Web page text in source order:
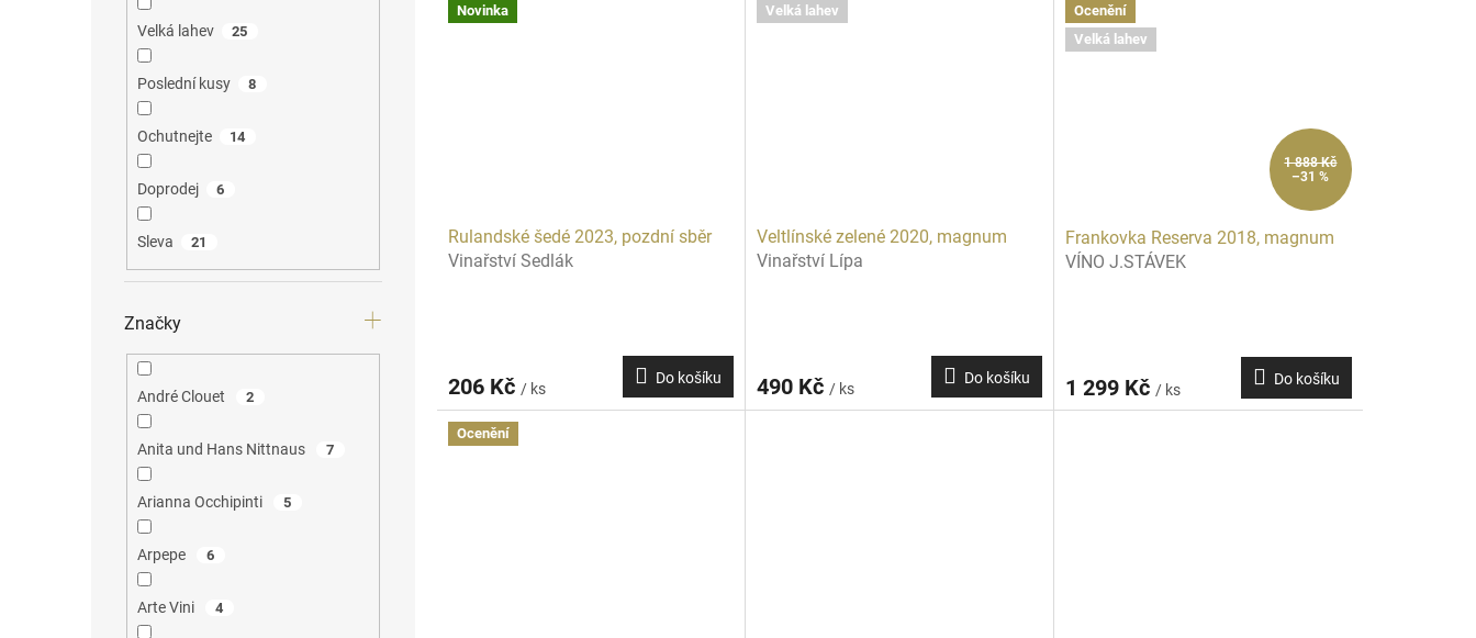
Velká lahev 25
Poslední kusy 8
Ochutnejte 14
Doprodej 6
Sleva 21
Značky
André Clouet 2
Anita und Hans Nittnaus 7
Arianna Occhipinti 5
Arpepe 6
Arte Vini 4
Novinka
Rulandské šedé 2023, pozdní sběr
Vinařství Sedlák
206 Kč / ks
Do košíku
Velká lahev
Veltlínské zelené 2020, magnum
Vinařství Lípa
490 Kč / ks
Do košíku
Ocenění
Velká lahev
1 888 Kč
–31 %
Frankovka Reserva 2018, magnum
VÍNO J.STÁVEK
1 299 Kč / ks
Do košíku
Ocenění